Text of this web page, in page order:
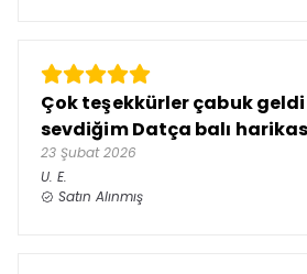
Çok teşekkürler çabuk
sevdiğim Datça balı
23 Şubat 2026
U. E.
Satın Alınmış